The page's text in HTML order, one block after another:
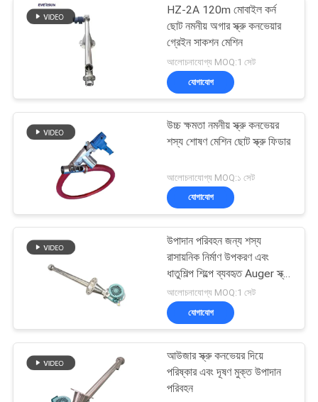
HZ-2A 120m মোবাইল কর্ন
ছোট নমনীয় অগার স্ক্রু কনভেয়ার
গ্রেইন সাকশন মেশিন
আলোচনাযোগ্য MOQ:1 সেট
যোগাযোগ
উচ্চ ক্ষমতা নমনীয় স্ক্রু কনভেয়র
শস্য শোষণ মেশিন ছোট স্ক্রু ফিডার
আলোচনাযোগ্য MOQ:১ সেট
যোগাযোগ
উপাদান পরিবহন জন্য শস্য
রাসায়নিক নির্মাণ উপকরণ এবং
ধাতুশিল্প শিল্পে ব্যবহৃত Auger স্ক্রু
কনভেয়র
আলোচনাযোগ্য MOQ:1 সেট
যোগাযোগ
আউজার স্ক্রু কনভেয়র দিয়ে
পরিষ্কার এবং দূষণ মুক্ত উপাদান
পরিবহন